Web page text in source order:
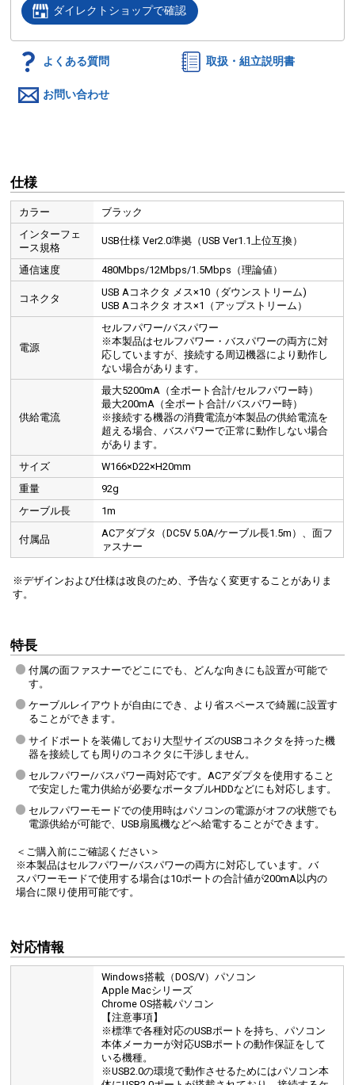
ダイレクトショップで確認
よくある質問 取扱・組立説明書
お問い合わせ
仕様
カラー
ブラック
インターフェ
ース規格
USB仕様 Ver2.0準拠（USB Ver1.1上位互換）
通信速度 480Mbps/12Mbps/1.5Mbps（理論値）
コネクタ
USB Aコネクタ メス×10（ダウンストリーム)
USB Aコネクタ オス×1（アップストリーム）
電源
セルフパワー/バスパワー
※本製品はセルフパワー・バスパワーの両方に対
応していますが、接続する周辺機器により動作し
ない場合があります。
供給電流
最大5200mA（全ポート合計/セルフパワー時）
最大200mA（全ポート合計/バスパワー時）
※接続する機器の消費電流が本製品の供給電流を
超える場合、バスパワーで正常に動作しない場合
があります。
サイズ
W166×D22×H20mm
重量
92g
ケーブル長
1m
付属品
ACアダプタ（DC5V 5.0A/ケーブル長1.5m）、面フ
ァスナー
※デザインおよび仕様は改良のため、予告なく変更することがありま
す。
特長
付属の面ファスナーでどこにでも、どんな向きにも設置が可能で
す。
ケーブルレイアウトが自由にでき、より省スペースで綺麗に設置す
ることができます。
サイドポートを装備しており大型サイズのUSBコネクタを持った機
器を接続しても周りのコネクタに干渉しません。
セルフパワー/バスパワー両対応です。ACアダプタを使用すること
で安定した電力供給が必要なポータブルHDDなどにも対応します。
セルフパワーモードでの使用時はパソコンの電源がオフの状態でも
電源供給が可能で、USB扇風機などへ給電することができます。
＜ご購入前にご確認ください＞
※本製品はセルフパワー/バスパワーの両方に対応しています。バ
スパワーモードで使用する場合は10ポートの合計値が200mA以内の
場合に限り使用可能です。
対応情報
Windows搭載（DOS/V）パソコン
Apple Macシリーズ
Chrome OS搭載パソコン
【注意事項】
※標準で各種対応のUSBポートを持ち、パソコン
本体メーカーが対応USBポートの動作保証をして
いる機種。
※USB2.0の環境で動作させるためにはパソコン本